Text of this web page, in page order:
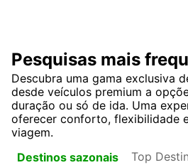
Pesquisas mais
Descubra uma gama exclusiva
desde veículos premium a
duração ou só de ida. Uma
oferecer conforto, flexibilidade
viagem.
Destinos sazonais
Top